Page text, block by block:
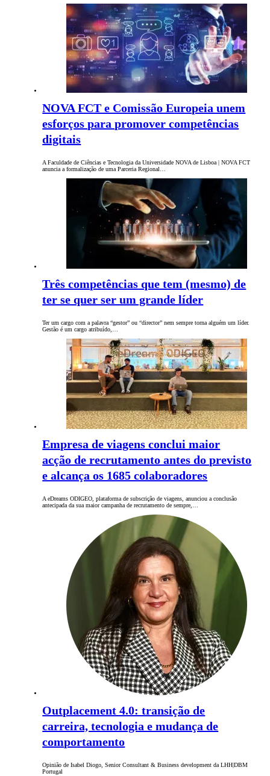
NOVA FCT e Comissão Europeia unem
esforços para promover competências
digitais
A Faculdade de Ciências e Tecnologia da Universidade NOVA de Lisboa | NOVA FCT
anuncia a formalização de uma Parceria Regional…
Três competências que tem (mesmo) de
ter se quer ser um grande líder
Ter um cargo com a palavra “gestor” ou “director” nem sempre torna alguém um líder.
Gestão é um cargo atribuído,…
Empresa de viagens conclui maior
acção de recrutamento antes do previsto
e alcança os 1685 colaboradores
A eDreams ODIGEO, plataforma de subscrição de viagens, anunciou a conclusão
antecipada da sua maior campanha de recrutamento de sempre,…
Outplacement 4.0: transição de
carreira, tecnologia e mudança de
comportamento
Opinião de Isabel Diogo, Senior Consultant & Business development da LHH|DBM
Portugal